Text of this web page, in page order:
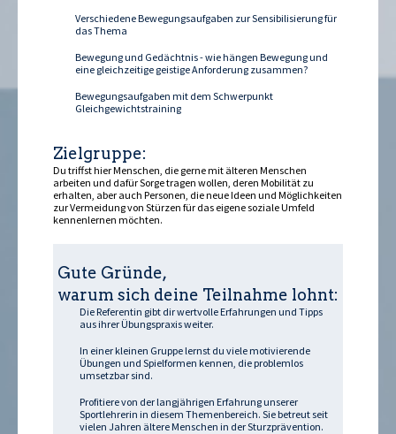
Verschiedene Bewegungsaufgaben zur Sensibilisierung für
das Thema
Bewegung und Gedächtnis - wie hängen Bewegung und
eine gleichzeitige geistige Anforderung zusammen?
Bewegungsaufgaben mit dem Schwerpunkt
Gleichgewichtstraining
Zielgruppe:
Du triffst hier Menschen, die gerne mit älteren Menschen
arbeiten und dafür Sorge tragen wollen, deren Mobilität zu
erhalten, aber auch Personen, die neue Ideen und Möglichkeiten
zur Vermeidung von Stürzen für das eigene soziale Umfeld
kennenlernen möchten.
Gute Gründe,
warum sich deine Teilnahme lohnt:
Die Referentin gibt dir wertvolle Erfahrungen und Tipps
aus ihrer Übungspraxis weiter.
In einer kleinen Gruppe lernst du viele motivierende
Übungen und Spielformen kennen, die problemlos
umsetzbar sind.
Profitiere von der langjährigen Erfahrung unserer
Sportlehrerin in diesem Themenbereich. Sie betreut seit
vielen Jahren ältere Menschen in der Sturzprävention.